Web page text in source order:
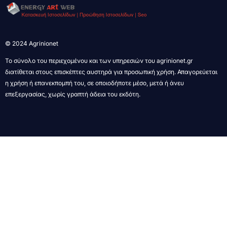
© 2024 Agrinionet
Το σύνολο του περιεχομένου και των υπηρεσιών του agrinionet.gr
διατίθεται στους επισκέπτες αυστηρά για προσωπική χρήση. Απαγορεύεται
η χρήση ή επανεκπομπή του, σε οποιοδήποτε μέσο, μετά ή άνευ
επεξεργασίας, χωρίς γραπτή άδεια του εκδότη.